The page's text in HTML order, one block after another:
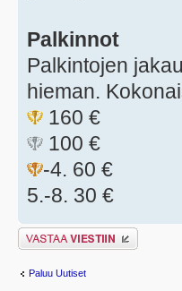
Palkinnot
Palkintojen
hieman.
160 €
100 €
-4. 60 €
5.-8. 30 €
Lähetä vastaus
Paluu Uutiset